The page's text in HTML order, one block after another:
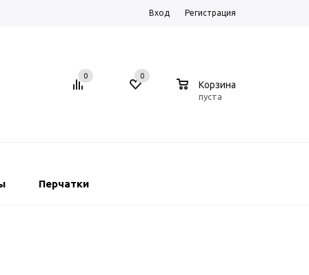
Вход Регистрация
0 0
Корзина
пуста
Перчатки